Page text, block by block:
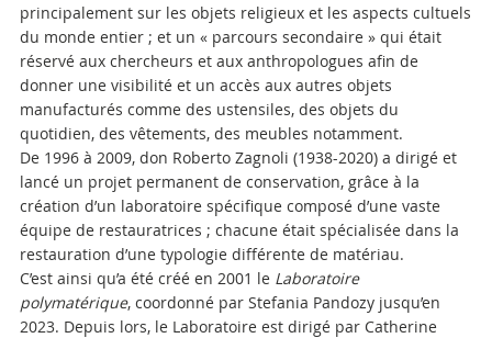
principalement sur les objets religieux et les aspects cultuels
du monde entier ; et un « parcours secondaire » qui était
réservé aux chercheurs et aux anthropologues afin de
donner une visibilité et un accès aux autres objets
manufacturés comme des ustensiles, des objets du
quotidien, des vêtements, des meubles notamment.
De 1996 à 2009, don Roberto Zagnoli (1938-2020) a dirigé et
lancé un projet permanent de conservation, grâce à la
création d’un laboratoire spécifique composé d’une vaste
équipe de restauratrices ; chacune était spécialisée dans la
restauration d’une typologie différente de matériau.
C’est ainsi qu’a été créé en 2001 le Laboratoire
polymatérique, coordonné par Stefania Pandozy jusqu’en
2023. Depuis lors, le Laboratoire est dirigé par Catherine